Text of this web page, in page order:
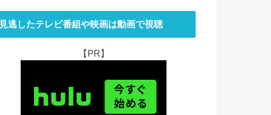
見逃したテレビ番組や映画は動画で視聴
【PR】